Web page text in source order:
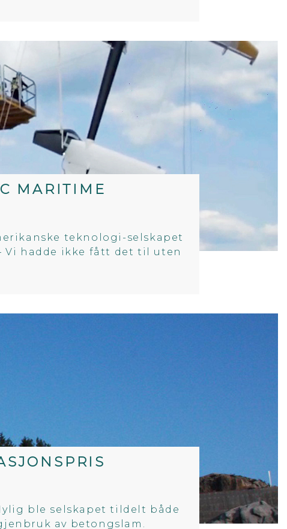
MARITIME
teknologi-selskapet
Vi hadde ikke fått det til uten
ble selskapet tildelt både
av betongslam.